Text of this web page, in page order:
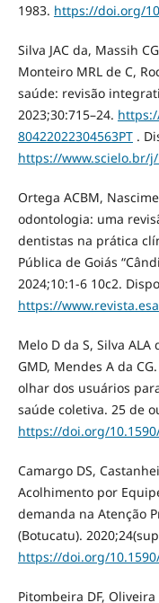
1983. https://doi.org/
Silva JAC da, Massih
Monteiro MRL de C,
saúde: revisão
2023;30:715–24.
80422022304563PT.
https://www.scielo.br/j/
Ortega ACBM,
odontologia: uma
dentistas na prática
Pública de Goiás
2024;10:1-6 10c2.
https://
Melo D da S, Silva
GMD, Mendes A da
olhar dos usuários
saúde coletiva. 25 de
https://doi.org/
Camargo DS,
Acolhimento por
demanda na Atenção
(Botucatu).
https://doi.org/
Pitombeira DF,